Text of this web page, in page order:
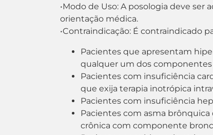
•Modo de Uso: A posologia deve ser
orientação médica.
•Contraindicação: É contraindicado
Pacientes que apresentam
qualquer um dos componentes
Pacientes com insuficiência
que exija terapia inotrópica
Pacientes com insuficiência
Pacientes com asma
crônica com componente